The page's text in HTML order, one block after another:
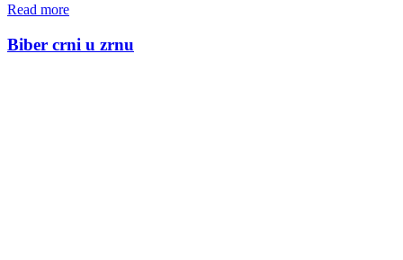
Read more
Biber crni u zrnu